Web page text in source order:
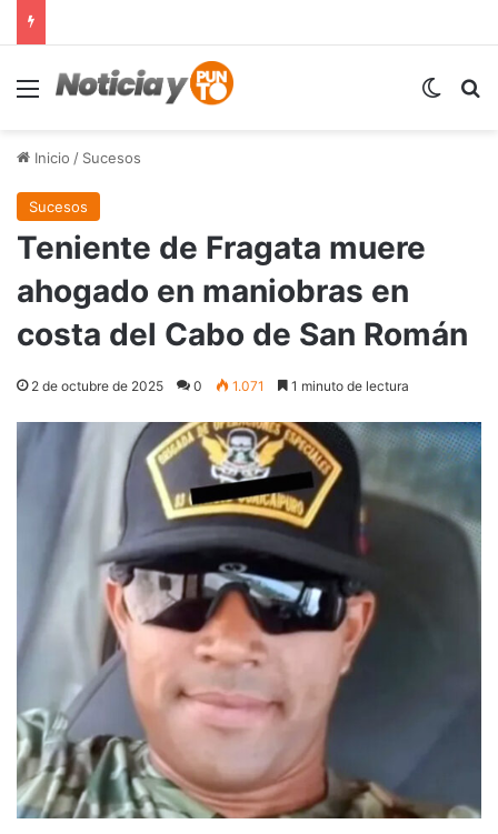
Menú
Inicio / Sucesos
Sucesos
Teniente de Fragata muere
ahogado en maniobras en
costa del Cabo de San Román
2 de octubre de 2025 0 1.071 1 minuto de lectura